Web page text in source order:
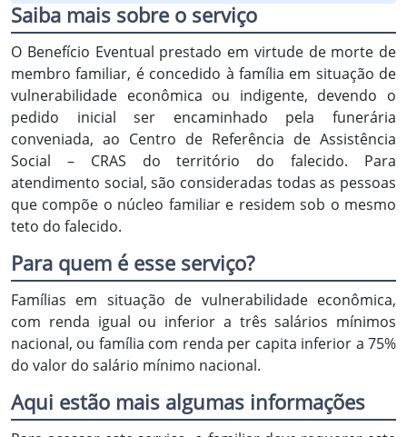
Saiba mais sobre o serviço
O Benefício Eventual prestado em virtude de morte de
membro familiar, é concedido à família em situação de
vulnerabilidade econômica ou indigente, devendo o
pedido inicial ser encaminhado pela funerária
conveniada, ao Centro de Referência de Assistência
Social – CRAS do território do falecido. Para
atendimento social, são consideradas todas as pessoas
que compõe o núcleo familiar e residem sob o mesmo
teto do falecido.
Para quem é esse serviço?
Famílias em situação de vulnerabilidade econômica,
com renda igual ou inferior a três salários mínimos
nacional, ou família com renda per capita inferior a 75%
do valor do salário mínimo nacional.
Aqui estão mais algumas informações